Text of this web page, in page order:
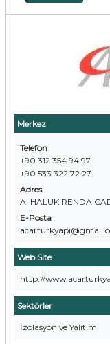
Merkez
Telefon
+90 312 354 94 97
+90 533 322 72 27
Adres
A. HALUK RENDA
E-Posta
Web Site
http://
Sektörler
İzolasyon ve Yalıtım